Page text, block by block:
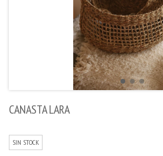
CANASTA LARA
SIN STOCK